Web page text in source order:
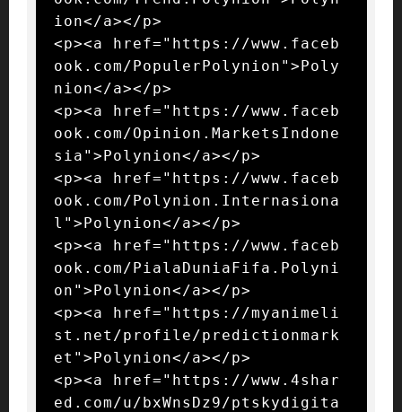
ion</a></p>
<p><a href="https://www.faceb
ook.com/PopulerPolynion">Poly
nion</a></p>
<p><a href="https://www.faceb
ook.com/Opinion.MarketsIndone
sia">Polynion</a></p>
<p><a href="https://www.faceb
ook.com/Polynion.Internasiona
l">Polynion</a></p>
<p><a href="https://www.faceb
ook.com/PialaDuniaFifa.Polyni
on">Polynion</a></p>
<p><a href="https://myanimeli
st.net/profile/predictionmark
et">Polynion</a></p>
<p><a href="https://www.4shar
ed.com/u/bxWnsDz9/ptskydigita